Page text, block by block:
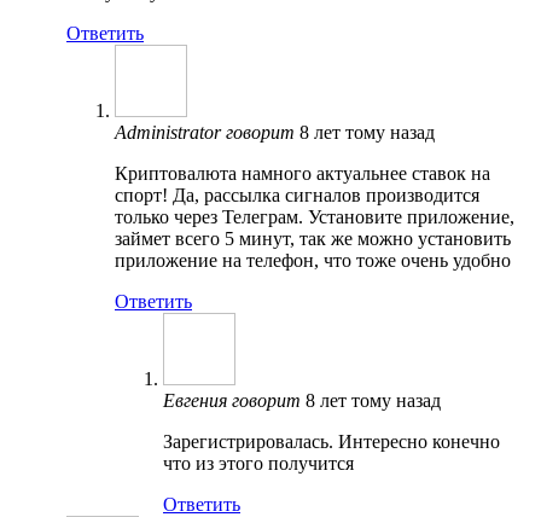
Ответить
Administratorговорит 8 лет тому назад
Криптовалюта намного актуальнее ставок на
спорт! Да, рассылка сигналов производится
только через Телеграм. Установите приложение,
займет всего 5 минут, так же можно установить
приложение на телефон, что тоже очень удобно
Ответить
Евгения говорит 8 лет тому назад
Зарегистрировалась. Интересно конечно
что из этого получится
Ответить